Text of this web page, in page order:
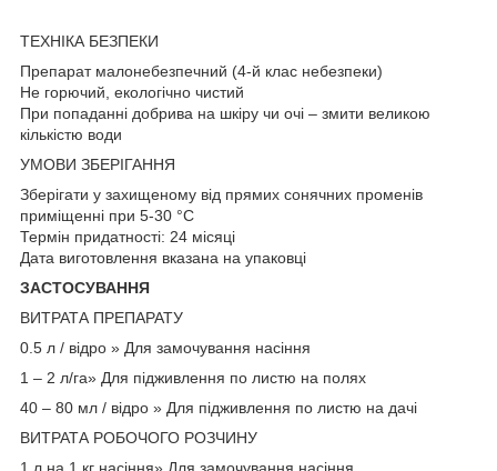
ТЕХНІКА БЕЗПЕКИ
Препарат малонебезпечний (4-й клас небезпеки)
Не горючий, екологічно чистий
При попаданні добрива на шкіру чи очі – змити великою
кількістю води
УМОВИ ЗБЕРІГАННЯ
Зберігати у захищеному від прямих сонячних променів
приміщенні при 5-30 °C
Термін придатності: 24 місяці
Дата виготовлення вказана на упаковці
ЗАСТОСУВАННЯ
ВИТРАТА ПРЕПАРАТУ
0.5 л / відро » Для замочування насіння
1 – 2 л/га» Для підживлення по листю на полях
40 – 80 мл / відро » Для підживлення по листю на дачі
ВИТРАТА РОБОЧОГО РОЗЧИНУ
1 л на 1 кг насіння» Для замочування насіння